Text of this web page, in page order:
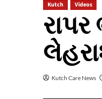
Kutch Videos
Kutch Care News